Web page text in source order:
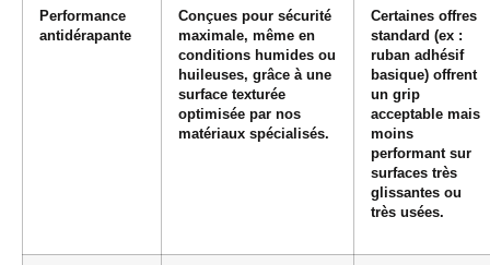
Performance
antidérapante
Conçues pour sécurité
maximale, même en
conditions humides ou
huileuses, grâce à une
surface texturée
optimisée par nos
matériaux spécialisés.
Certaines offres
standard (ex :
ruban adhésif
basique) offrent
un grip
acceptable mais
moins
performant sur
surfaces très
glissantes ou
très usées.